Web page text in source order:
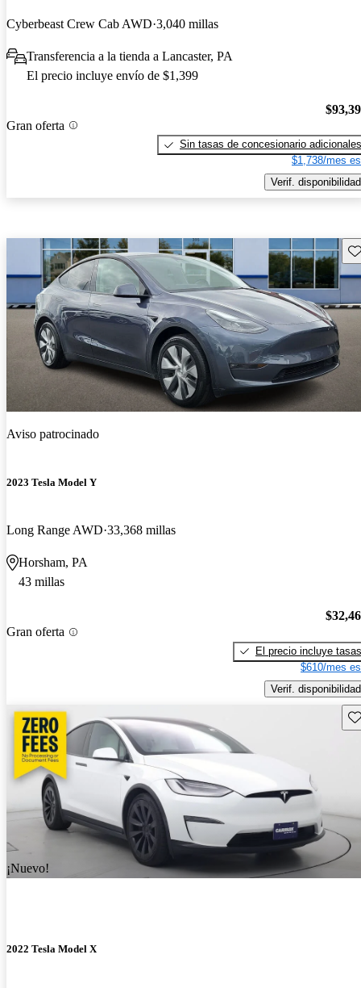
Cyberbeast Crew Cab AWD 3,040 millas
Transferencia a la tienda a Lancaster, PA
El precio incluye envío de $1,399
Gran oferta
Sin tasas de concesionario adicionales
$1,738/mes
Verif. disponibilidad
Aviso patrocinado
2023 Tesla Model Y
Long Range AWD 33,368 millas
Horsham, PA
43 millas
Gran oferta
El precio incluye tasas
$610/mes
Verif. disponibilidad
¡Nuevo!
2022 Tesla Model X